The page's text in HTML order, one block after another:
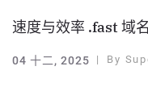
速度与效率 .fast 域
04 十二, 2025 By